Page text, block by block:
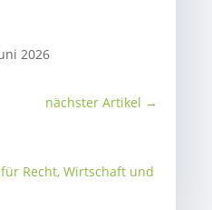
2026
nächster Artikel →